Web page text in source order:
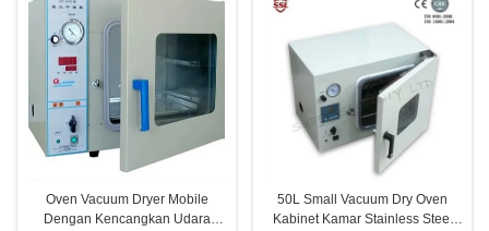
Oven Vacuum Dryer Mobile
Dengan Kencangkan Udara
50L Small Vacuum Dry Oven
Kabinet Kamar Stainless Steel